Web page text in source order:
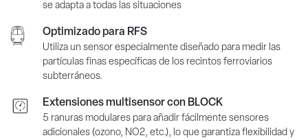
se adapta a todas las situaciones
Optimizado para RFS
Utiliza un sensor especialmente diseñado para medir las
partículas finas específicas de los recintos ferroviarios
subterráneos.
Extensiones multisensor con BLOCK
5 ranuras modulares para añadir fácilmente sensores
adicionales (ozono, NO2, etc.), lo que garantiza flexibilidad y